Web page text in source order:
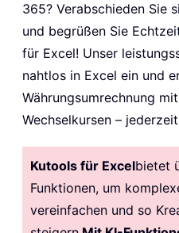
365? Verabschieden Sie
und begrüßen Sie
für Excel! Unser
nahtlos in Excel ein und
Währungsumrechnung
Wechselkursen –
Kutools für Excelbietet
Funktionen, um
vereinfachen und so